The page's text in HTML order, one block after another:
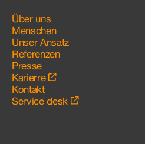
Über uns
Menschen
Unser Ansatz
Referenzen
Presse
Karierre
Kontakt
Service desk